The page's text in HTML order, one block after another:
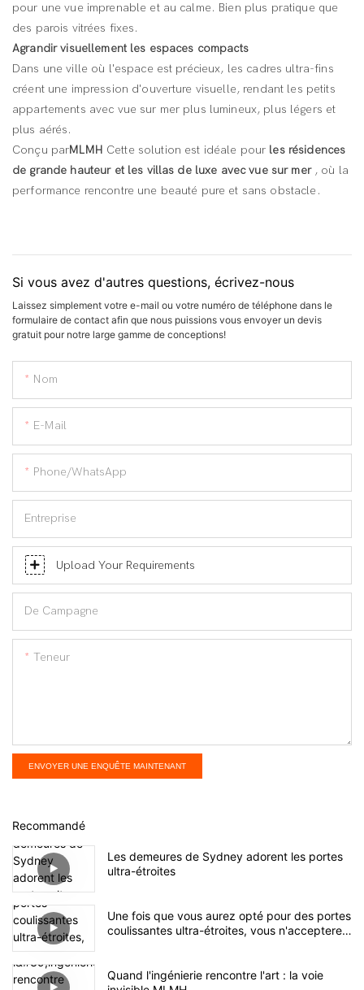
pour une vue imprenable et au calme. Bien plus pratique que
des parois vitrées fixes.
Agrandir visuellement les espaces compacts
Dans une ville où l'espace est précieux, les cadres ultra-fins
créent une impression d'ouverture visuelle, rendant les petits
appartements avec vue sur mer plus lumineux, plus légers et
plus aérés.
Conçu parMLMH Cette solution est idéale pour les résidences
de grande hauteur et les villas de luxe avec vue sur mer, où la
performance rencontre une beauté pure et sans obstacle.
Si vous avez d'autres questions, écrivez-nous
Laissez simplement votre e-mail ou votre numéro de téléphone dans le
formulaire de contact afin que nous puissions vous envoyer un devis
gratuit pour notre large gamme de conceptions!
Nom
E-Mail
Phone/WhatsApp
Entreprise
Upload Your Requirements
De Campagne
Teneur
ENVOYER UNE ENQUÊTE MAINTENANT
Recommandé
Les demeures de Sydney adorent les portes
ultra-étroites
Une fois que vous aurez opté pour des portes
coulissantes ultra-étroites, vous n'accepterez
Quand l'ingénierie rencontre l'art : la voie